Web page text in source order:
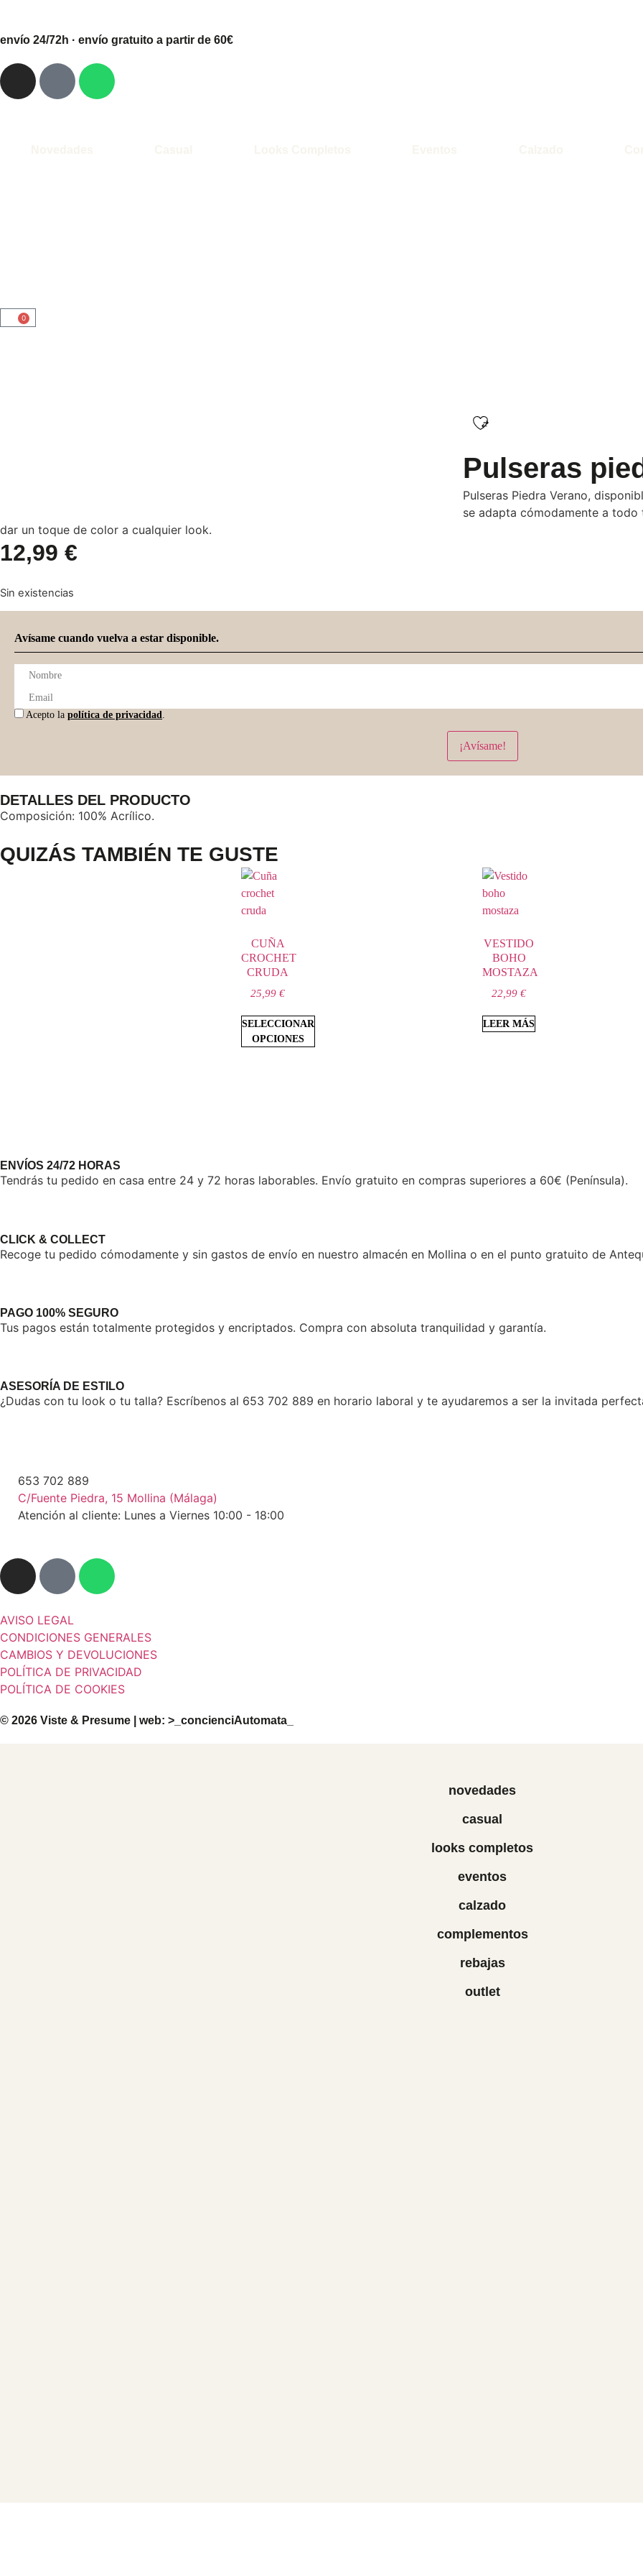
envío 24/72h · envío gratuito a partir de 60€
0
Pulseras
Pulseras Piedra Verano,
se adapta cómodamente a
dar un toque de color a cualquier look.
12,99 €
Sin existencias
Avísame cuando vuelva a estar disponible.
Acepto la política de privacidad.
¡Avísame!
DETALLES DEL PRODUCTO
Composición: 100% Acrílico.
QUIZÁS TAMBIÉN TE GUSTE
CUÑA
CROCHET
CRUDA
25,99€
SELECCIONAR
OPCIONES
VESTIDO
BOHO
MOSTAZA
22,99€
LEER MÁS
ENVÍOS 24/72 HORAS
Tendrás tu pedido en casa entre 24 y 72 horas laborables. Envío gratuito en compras superiores a 60€ (Península).
CLICK & COLLECT
Recoge tu pedido cómodamente y sin gastos de envío en nuestro almacén en Mollina o en el punto gratuito de
PAGO 100% SEGURO
Tus pagos están totalmente protegidos y encriptados. Compra con absoluta tranquilidad y garantía.
ASESORÍA DE ESTILO
¿Dudas con tu look o tu talla? Escríbenos al 653 702 889 en horario laboral y te ayudaremos a ser la invitada
653 702 889
C/Fuente Piedra, 15 Mollina (Málaga)
Atención al cliente: Lunes a Viernes 10:00 - 18:00
AVISO LEGAL
CONDICIONES GENERALES
CAMBIOS Y DEVOLUCIONES
POLÍTICA DE PRIVACIDAD
POLÍTICA DE COOKIES
© 2026 Viste & Presume | web: >_concienciAutomata_
novedades
casual
looks completos
eventos
calzado
complementos
rebajas
outlet